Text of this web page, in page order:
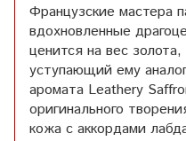
Французские мастера
вдохновленные
ценится на вес
уступающий ему
аромата Leathery
оригинального
кожа с аккордами